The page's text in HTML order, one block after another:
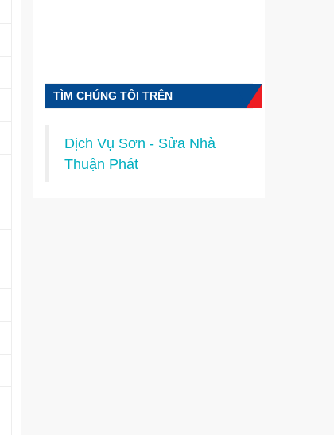
TÌM CHÚNG TÔI TRÊN
Dịch Vụ Sơn - Sửa Nhà
Thuận Phát